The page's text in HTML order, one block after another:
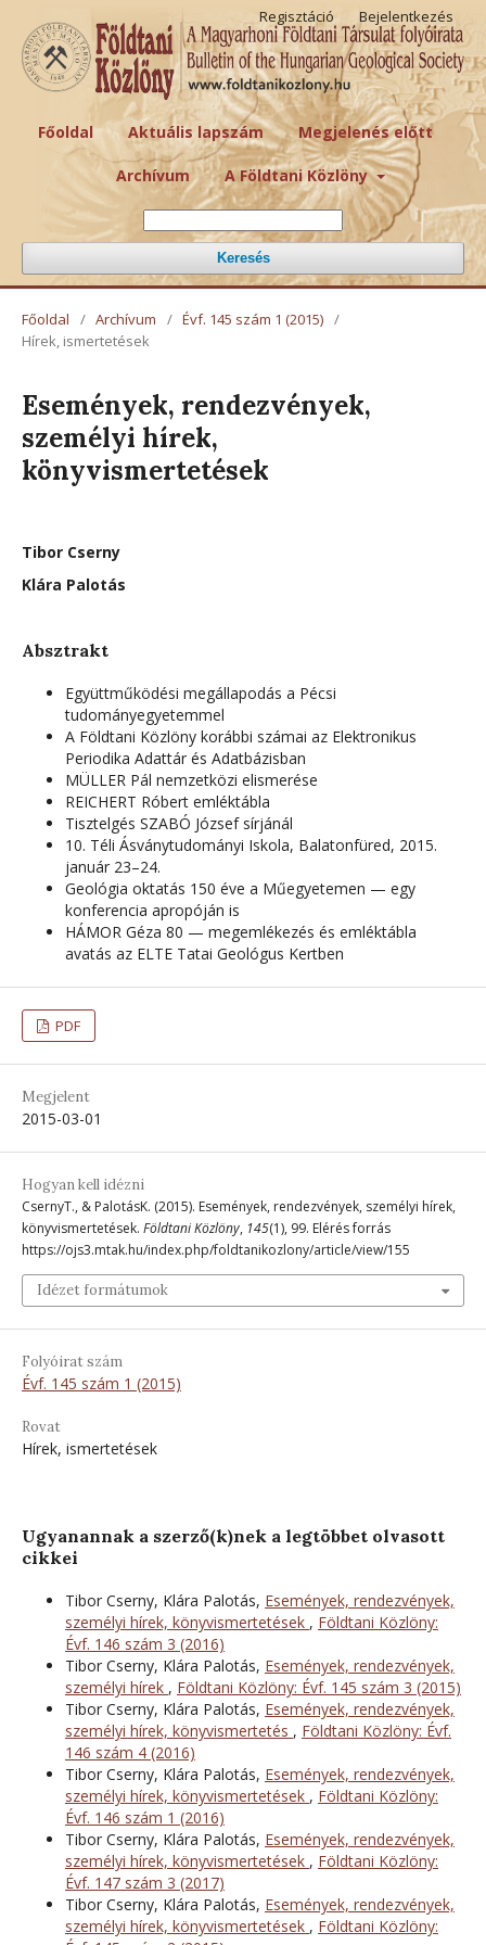
Főoldal Aktuális lapszám Megjelenés előtt
Archívum A Földtani Közlöny
Keresés
Regisztáció Bejelentkezés
Főoldal / Archívum / Évf. 145 szám 1 (2015) /
Hírek, ismertetések
Események, rendezvények,
személyi hírek,
könyvismertetések
Tibor Cserny
Klára Palotás
Absztrakt
Együttműködési megállapodás a Pécsi
tudományegyetemmel
A Földtani Közlöny korábbi számai az Elektronikus
Periodika Adattár és Adatbázisban
MÜLLER Pál nemzetközi elismerése
REICHERT Róbert emléktábla
Tisztelgés SZABÓ József sírjánál
10. Téli Ásványtudományi Iskola, Balatonfüred, 2015.
január 23–24.
Geológia oktatás 150 éve a Műegyetemen — egy
konferencia apropóján is
HÁMOR Géza 80 — megemlékezés és emléktábla
avatás az ELTE Tatai Geológus Kertben
PDF
Megjelent
2015-03-01
Hogyan kell idézni
CsernyT., & PalotásK. (2015). Események, rendezvények, személyi hírek,
könyvismertetések. Földtani Közlöny, 145(1), 99. Elérés forrás
https://ojs3.mtak.hu/index.php/foldtanikozlony/article/view/155
Idézet formátumok
Folyóirat szám
Évf. 145 szám 1 (2015)
Rovat
Hírek, ismertetések
Ugyanannak a szerző(k)nek a legtöbbet olvasott
cikkei
Tibor Cserny, Klára Palotás, Események, rendezvények,
személyi hírek, könyvismertetések , Földtani Közlöny:
Évf. 146 szám 3 (2016)
Tibor Cserny, Klára Palotás, Események, rendezvények,
személyi hírek , Földtani Közlöny: Évf. 145 szám 3 (2015)
Tibor Cserny, Klára Palotás, Események, rendezvények,
személyi hírek, könyvismertetés , Földtani Közlöny: Évf.
146 szám 4 (2016)
Tibor Cserny, Klára Palotás, Események, rendezvények,
személyi hírek, könyvismertetések , Földtani Közlöny:
Évf. 146 szám 1 (2016)
Tibor Cserny, Klára Palotás, Események, rendezvények,
személyi hírek, könyvismertetések , Földtani Közlöny:
Évf. 147 szám 3 (2017)
Tibor Cserny, Klára Palotás, Események, rendezvények,
személyi hírek, könyvismertetések , Földtani Közlöny: